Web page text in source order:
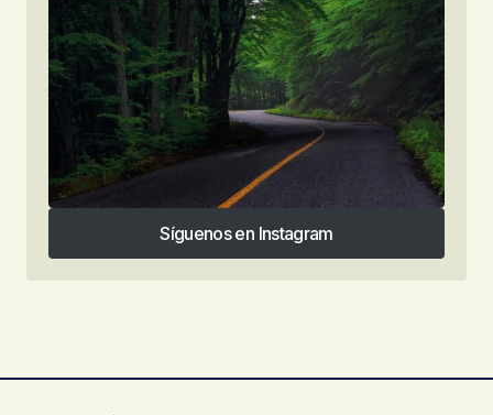
Síguenos en Instagram
Síguenos en Instagram